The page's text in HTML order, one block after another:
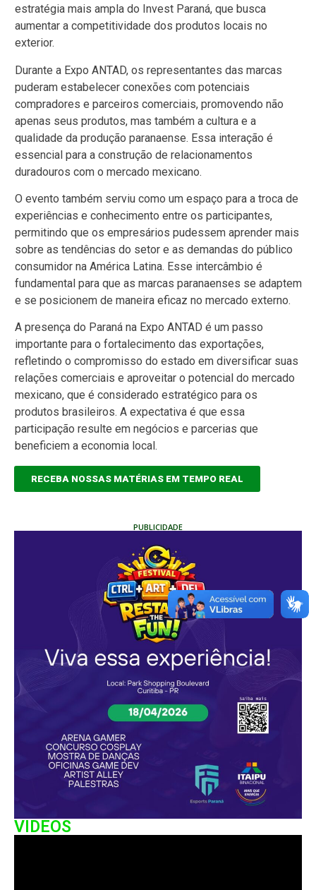
estratégia mais ampla do Invest Paraná, que busca
aumentar a competitividade dos produtos locais no
exterior.
Durante a Expo ANTAD, os representantes das marcas
puderam estabelecer conexões com potenciais
compradores e parceiros comerciais, promovendo não
apenas seus produtos, mas também a cultura e a
qualidade da produção paranaense. Essa interação é
essencial para a construção de relacionamentos
duradouros com o mercado mexicano.
O evento também serviu como um espaço para a troca de
experiências e conhecimento entre os participantes,
permitindo que os empresários pudessem aprender mais
sobre as tendências do setor e as demandas do público
consumidor na América Latina. Esse intercâmbio é
fundamental para que as marcas paranaenses se adaptem
e se posicionem de maneira eficaz no mercado externo.
A presença do Paraná na Expo ANTAD é um passo
importante para o fortalecimento das exportações,
refletindo o compromisso do estado em diversificar suas
relações comerciais e aproveitar o potencial do mercado
mexicano, que é considerado estratégico para os
produtos brasileiros. A expectativa é que essa
participação resulte em negócios e parcerias que
beneficiem a economia local.
RECEBA NOSSAS MATÉRIAS EM TEMPO REAL
PUBLICIDADE
VIDEOS